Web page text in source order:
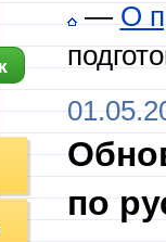
—О
по